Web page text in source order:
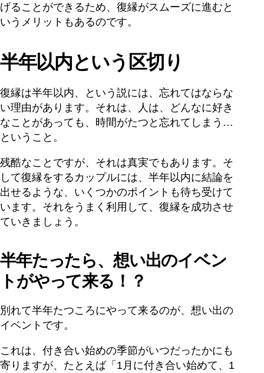
げることができるため、復縁がスムーズに進むと
いうメリットもあるのです。
半年以内という区切り
復縁は半年以内、という説には、忘れてはならな
い理由があります。それは、人は、どんなに好き
なことがあっても、時間がたつと忘れてしまう…
ということ。
残酷なことですが、それは真実でもあります。そ
して復縁をするカップルには、半年以内に結論を
出せるような、いくつかのポイントも待ち受けて
います。それをうまく利用して、復縁を成功させ
ていきましょう。
半年たったら、想い出のイベン
トがやって来る！？
別れて半年たつころにやって来るのが、想い出の
イベントです。
これは、付き合い始めの季節がいつだったかにも
寄りますが、たとえば「1月に付き合い始めて、1